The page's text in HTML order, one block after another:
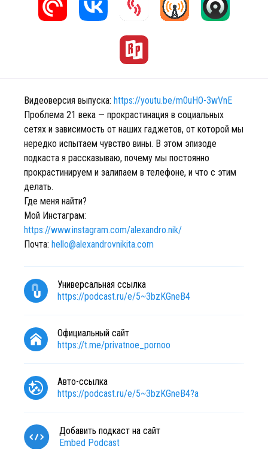
Видеоверсия выпуска: https://youtu.be/m0uHO-3wVnE
Проблема 21 века — прокрастинация в социальных
сетях и зависимость от наших гаджетов, от которой мы
нередко испытаем чувство вины. В этом эпизоде
подкаста я рассказываю, почему мы постоянно
прокрастинируем и залипаем в телефоне, и что с этим
делать.
Где меня найти?
Мой Инстаграм:
https://www.instagram.com/alexandro.nik/
Почта: hello@alexandrovnikita.com
Универсальная ссылка
https://podcast.ru/e/5~3bzKGneB4
Официальный сайт
https://t.me/privatnoe_pornoo
Авто-ссылка
https://podcast.ru/e/5~3bzKGneB4?a
Добавить подкаст на сайт
Embed Podcast